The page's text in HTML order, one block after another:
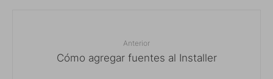
Anterior
Cómo agregar fuentes al Installer